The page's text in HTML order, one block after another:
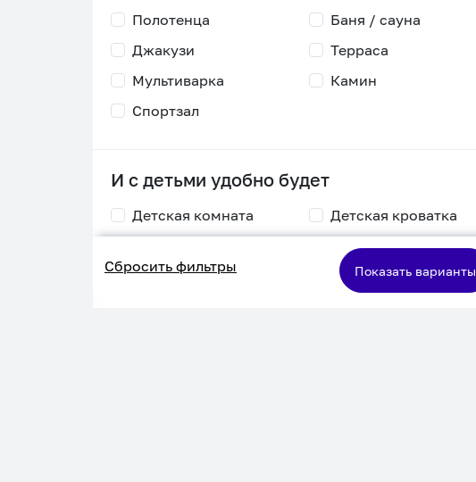
Полотенца
Джакузи
Баня / сауна
Терраса
Мультиварка
Спортзал
Камин
И с детьми удобно будет
Детская комната
кормления
Детская кроватка
Двухъярусная
кровать
Сбросить фильтры Показать варианты